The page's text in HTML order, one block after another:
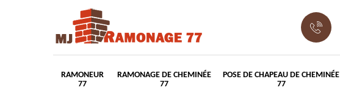
RAMONEUR
77
RAMONAGE DE CHEMINÉE
77
POSE DE CHAPEAU DE CHEMINÉE
77